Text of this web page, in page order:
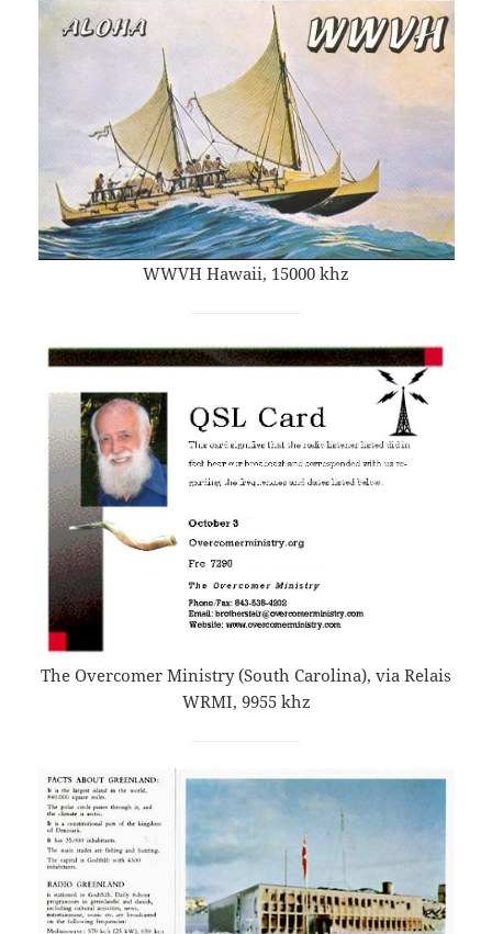
WWVH Hawaii, 15000 khz
The Overcomer Ministry (South Carolina), via Relais
WRMI, 9955 khz